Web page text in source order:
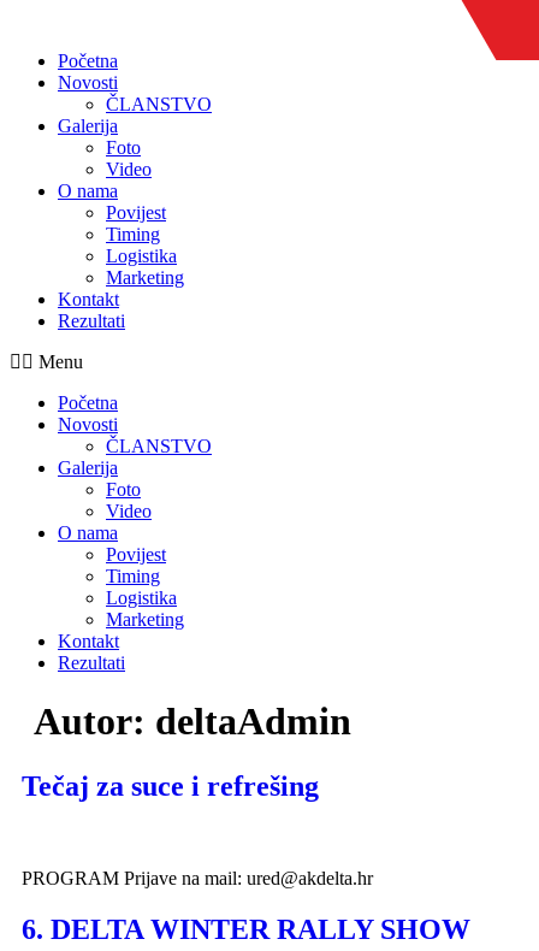
contentPočetna
Novosti
ČLANSTVO
Galerija
Foto
Video
O nama
Povijest
Timing
Logistika
Marketing
Kontakt
Rezultati
Menu
Početna
Novosti
ČLANSTVO
Galerija
Foto
Video
O nama
Povijest
Timing
Logistika
Marketing
Kontakt
Rezultati
Autor: deltaAdmin
Tečaj za suce i refrešing
PROGRAM Prijave na mail: ured@akdelta.hr
6. DELTA WINTER RALLY SHOW